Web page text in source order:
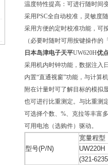
温度特性提高：可进行随时间
采用PSC全自动校准，灵敏度
采用方便的定时校准功能，可
（必要时随时可用按键操作的
日本岛津电子天平UW620H优
采用机内时钟功能，数据注入
内置“直通视窗”功能，与计算
附在计量时可了解目标的模拟
也可进行比重测定。与比重测
可选择个数、%、克拉等丰富
可用电池（选购件）驱动。
型号(P/N)
宽量程型
UW220H
(321-